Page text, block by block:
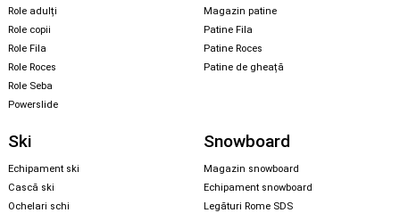
Role adulți
Role copii
Role Fila
Role Roces
Role Seba
Powerslide
Magazin patine
Patine Fila
Patine Roces
Patine de gheață
Ski
Echipament ski
Cască ski
Ochelari schi
Snowboard
Magazin snowboard
Echipament snowboard
Legături Rome SDS